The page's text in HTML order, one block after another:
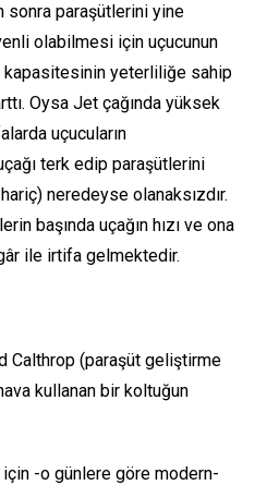
sonra paraşütlerini yine
olabilmesi için uçucunun
yeterliliğe sahip
Oysa Jet çağında yüksek
uçucuların
terk edip paraşütlerini
neredeyse olanaksızdır.
başında uçağın hızı ve ona
ile irtifa gelmektedir.
Calthrop (paraşüt geliştirme
kullanan bir koltuğun
-o günlere göre modern-